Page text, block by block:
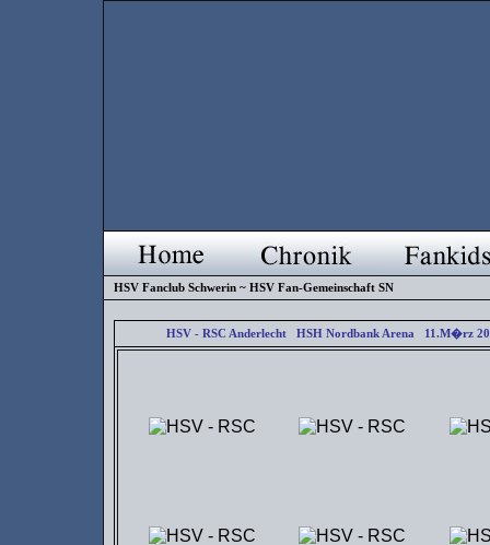
HSV Fanclub Schwerin ~ HSV Fan-Gemeinschaft SN
HSV - RSC Anderlecht HSH Nordbank Arena 11.M�rz